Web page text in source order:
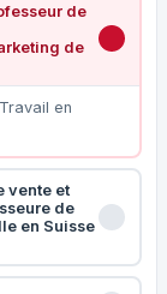
de
de
en
vente et
de
en Suisse